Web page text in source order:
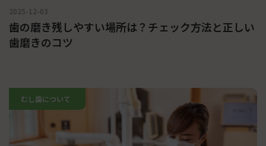
2025-12-03
歯の磨き残しやすい場所は？チェック方法と正しい
歯磨きのコツ
むし歯について